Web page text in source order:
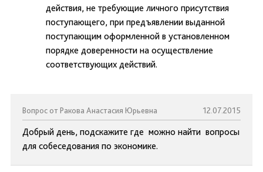
действия, не требующие личного присутствия
поступающего, при предъявлении выданной
поступающим оформленной в установленном
порядке доверенности на осуществление
соответствующих действий.
Вопрос от Ракова Анастасия Юрьевна 12.07.2015
Добрый день, подскажите где можно найти вопросы
для собеседования по экономике.